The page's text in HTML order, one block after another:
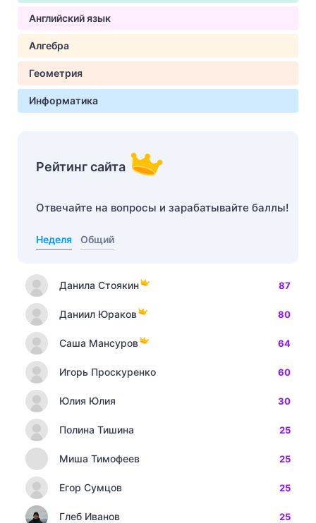
Английский язык
Алгебра
Геометрия
Информатика
Рейтинг сайта
Отвечайте на вопросы и зарабатывайте баллы!
Неделя Общий
Данила Стоякин 87
Даниил Юраков 80
Саша Мансуров 64
Игорь Проскуренко 60
Юлия Юлия 30
Полина Тишина 25
Миша Тимофеев 25
Егор Сумцов 25
Глеб Иванов 25